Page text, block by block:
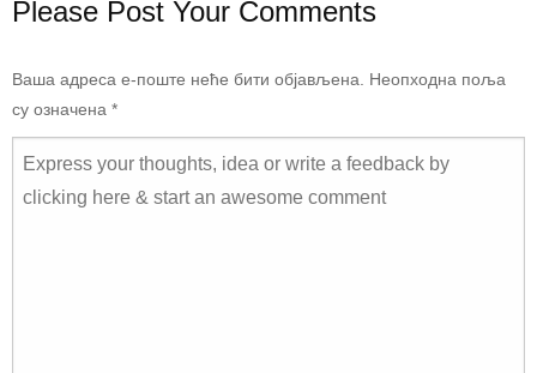
Please Post Your Comments
Ваша адреса е-поште неће бити објављена. Неопходна поља
су означена *